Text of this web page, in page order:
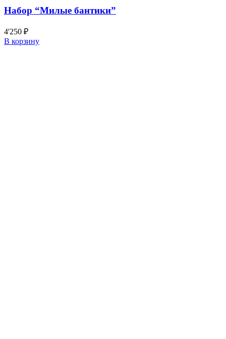
Набор “Милые бантики”
4'250 ₽
В корзину